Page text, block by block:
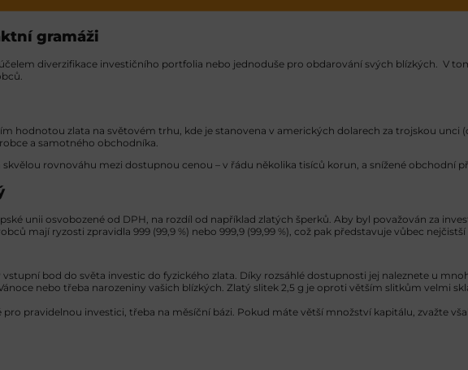
gramáži
diverzifikace investičního portfolia nebo jednoduše pro obdarování svých blízkých. V
hodnotou zlata na světovém trhu, kde je stanovena v amerických dolarech za trojskou unci
a samotného obchodníka.
rovnováhu mezi dostupnou cenou – v řádu několika tisíců korun, a snížené obchodní
unii osvobozené od DPH, na rozdíl od například zlatých šperků. Aby byl považován za
mají ryzosti zpravidla 999 (99,9 %) nebo 999,9 (99,99 %), což pak představuje vůbec
bod do světa investic do fyzického zlata. Díky rozsáhlé dostupnosti jej naleznete u
nebo třeba narozeniny vašich blízkých. Zlatý slitek 2,5 g je oproti větším slitkům velmi
pravidelnou investici, třeba na měsíční bázi. Pokud máte větší množství kapitálu, zvažte